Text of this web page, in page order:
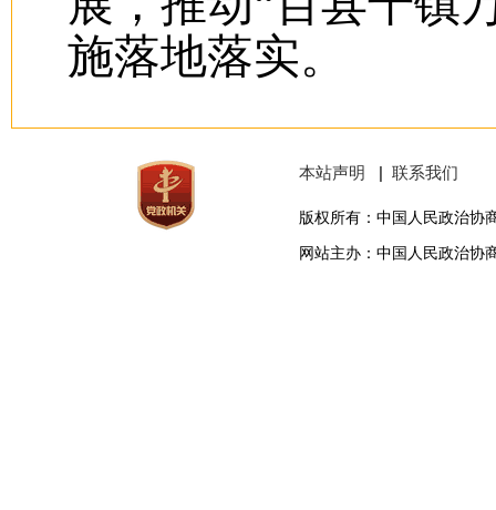
施落地落实。
本站声明 | 联系我们
版权所有：中国人民政治协
网站主办：中国人民政治协